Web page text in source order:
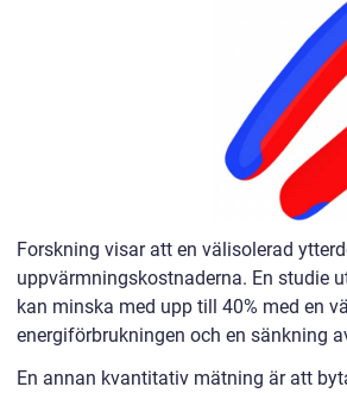
Forskning visar att en välisolerad
uppvärmningskostnaderna. En studie
kan minska med upp till 40% med en
energiförbrukningen och en sänkning
En annan kvantitativ mätning är att